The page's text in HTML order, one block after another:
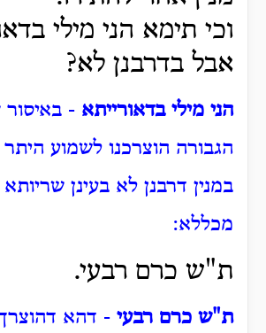
וכי תימא הני מילי
אבל בדרבנן לא?
הני מילי בדאורייתא -
הגבורה הוצרכנו לשמוע
במנין דרבנן לא בעינן
מכללא:
ת"ש כרם רבעי.
ת"ש כרם רבעי - דהא